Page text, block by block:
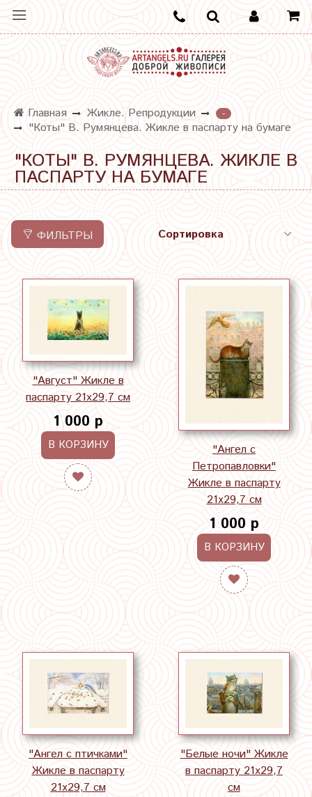
Главная Жикле. Репродукции
-
"Коты" В. Румянцева. Жикле в паспарту на бумаге
"КОТЫ" В. РУМЯНЦЕВА. ЖИКЛЕ В
ПАСПАРТУ НА БУМАГЕ
ФИЛЬТРЫ
"Август" Жикле в
паспарту 21х29,7 см
1 000 р
В КОРЗИНУ
"Ангел с
Петропавловки"
Жикле в паспарту
21х29,7 см
1 000 р
В КОРЗИНУ
"Ангел с птичками"
Жикле в паспарту
21х29,7 см
"Белые ночи" Жикле
в паспарту 21х29,7
см